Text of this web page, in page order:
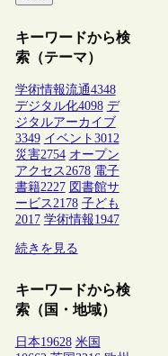
キーワードから検
索（テーマ）
学術情報流通4348
デジタル化4098 デ
ジタルアーカイブ
3349 イベント 3012
災害2754 オープン
アクセス2678 電子
書籍2227 図書館サ
ービス2178 子ども
2017 学術情報1947
続きを見る
キーワードから検
索（国・地域）
日本19628 米国